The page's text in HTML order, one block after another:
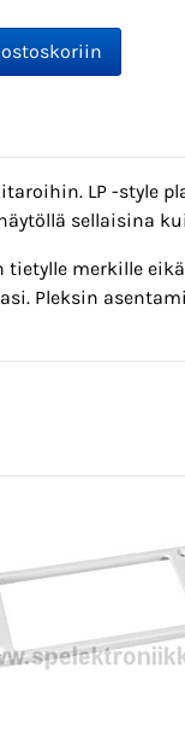
LP -style
sellaisina
merkille
Pleksin